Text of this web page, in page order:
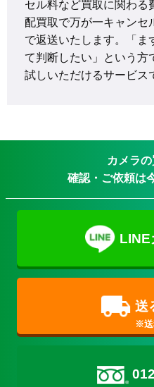
セル料など買取に関わる
配買取で万が一キャンセ
で返送いたします。「ま
て判断したい」という方
試しいただけるサービス
カメラ
確認・ご依頼は
LINE
送